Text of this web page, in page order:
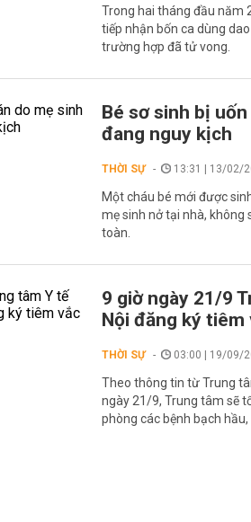
Trong hai tháng đầu năm
tiếp nhận bốn ca dùng
trường hợp đã tử vong.
Bé sơ sinh bị
đang nguy kịch
THỜI SỰ 13:31 | 13/02/
Một cháu bé mới được
mẹ sinh nở tại nhà, không
toàn.
9 giờ ngày 21/9
Nội đăng ký tiêm
THỜI SỰ 03:00 | 19/09/
Theo thông tin từ Trung
ngày 21/9, Trung tâm sẽ
phòng các bệnh bạch hầu,